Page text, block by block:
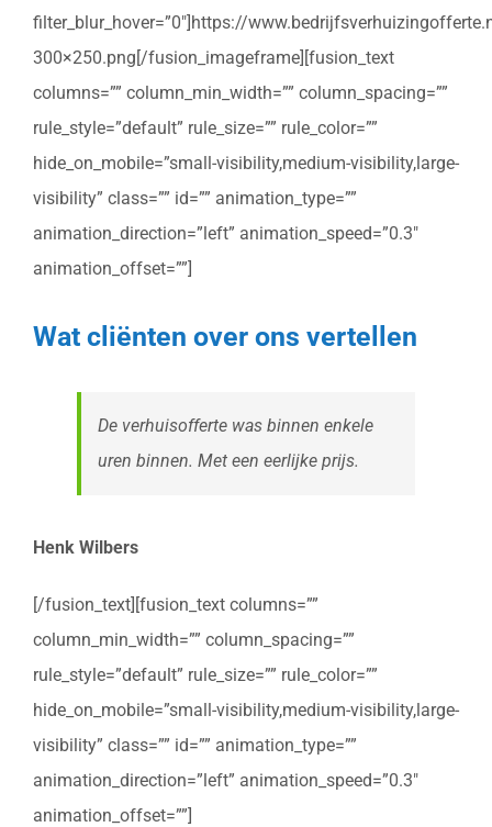
filter_blur_hover=”0″]https://
300×250.png[/fusion_imageframe][fusion_text
columns=”” column_min_width=”” column_spacing=””
rule_style=”default” rule_size=”” rule_color=””
hide_on_mobile=”small-visibility,medium-visibility,large-
visibility” class=”” id=”” animation_type=””
animation_direction=”left” animation_speed=”0.3″
animation_offset=””]
Wat cliënten over ons vertellen
De verhuisofferte was binnen enkele
uren binnen. Met een eerlijke prijs.
Henk Wilbers
[/fusion_text][fusion_text columns=””
column_min_width=”” column_spacing=””
rule_style=”default” rule_size=”” rule_color=””
hide_on_mobile=”small-visibility,medium-visibility,large-
visibility” class=”” id=”” animation_type=””
animation_direction=”left” animation_speed=”0.3″
animation_offset=””]